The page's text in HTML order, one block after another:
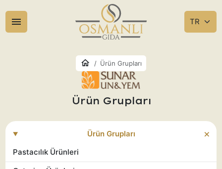
Ürün Grupları
Ürün Grupları
Ürün Grupları
Pastacılık Ürünleri